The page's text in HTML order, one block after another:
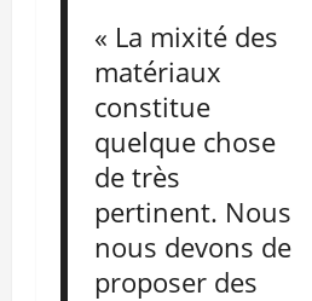
« La mixité des
matériaux
constitue
quelque chose
de très
pertinent. Nous
nous devons de
proposer des